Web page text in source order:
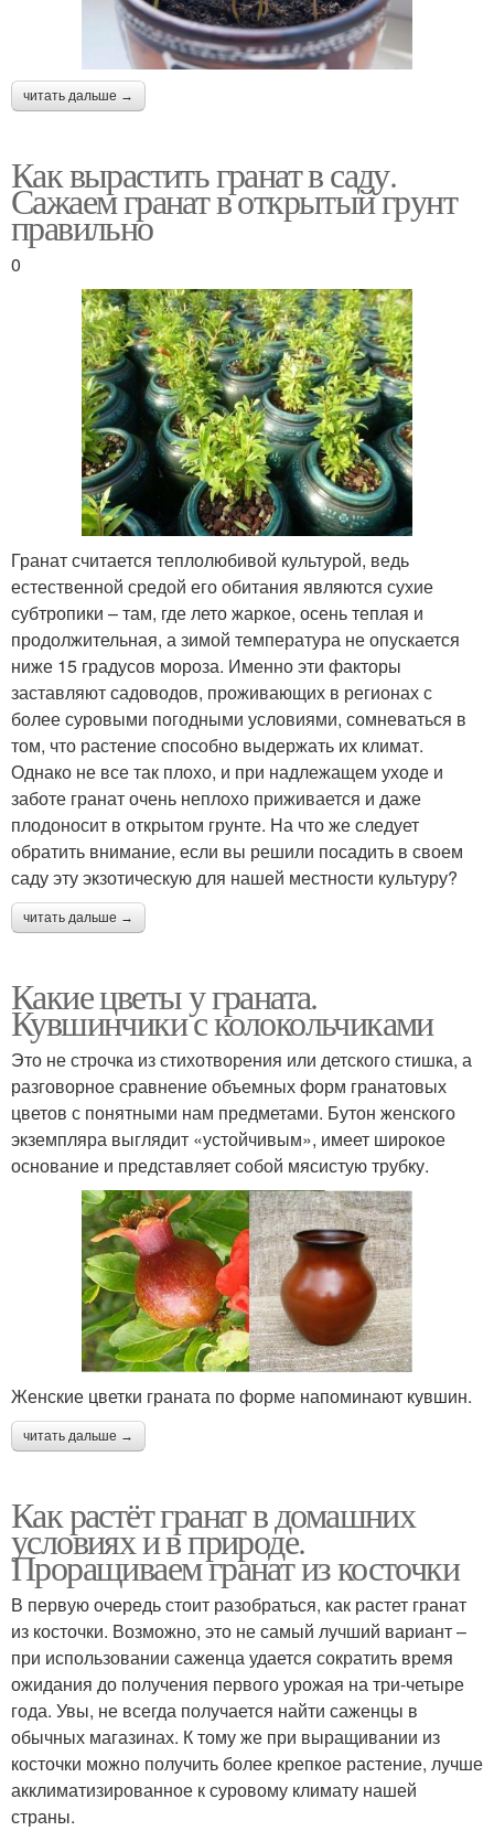
читать дальше →
Как вырастить гранат в саду.
Сажаем гранат в открытый грунт
правильно
0
Гранат считается теплолюбивой культурой, ведь
естественной средой его обитания являются сухие
субтропики – там, где лето жаркое, осень теплая и
продолжительная, а зимой температура не опускается
ниже 15 градусов мороза. Именно эти факторы
заставляют садоводов, проживающих в регионах с
более суровыми погодными условиями, сомневаться в
том, что растение способно выдержать их климат.
Однако не все так плохо, и при надлежащем уходе и
заботе гранат очень неплохо приживается и даже
плодоносит в открытом грунте. На что же следует
обратить внимание, если вы решили посадить в своем
саду эту экзотическую для нашей местности культуру?
читать дальше →
Какие цветы у граната.
Кувшинчики с колокольчиками
Это не строчка из стихотворения или детского стишка, а
разговорное сравнение объемных форм гранатовых
цветов с понятными нам предметами. Бутон женского
экземпляра выглядит «устойчивым», имеет широкое
основание и представляет собой мясистую трубку.
Женские цветки граната по форме напоминают кувшин.
читать дальше →
Как растёт гранат в домашних
условиях и в природе.
Проращиваем гранат из косточки
В первую очередь стоит разобраться, как растет гранат
из косточки. Возможно, это не самый лучший вариант –
при использовании саженца удается сократить время
ожидания до получения первого урожая на три-четыре
года. Увы, не всегда получается найти саженцы в
обычных магазинах. К тому же при выращивании из
косточки можно получить более крепкое растение, лучше
акклиматизированное к суровому климату нашей
страны.